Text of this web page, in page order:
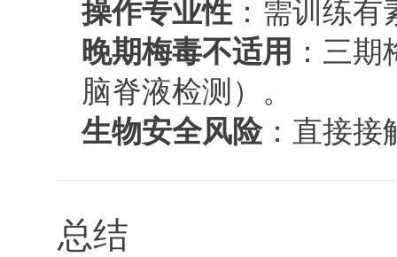
操作专业性 ：需训练
晚期梅毒不适用 ：三
脑脊液检测）。
生物安全风险：直接接
总结